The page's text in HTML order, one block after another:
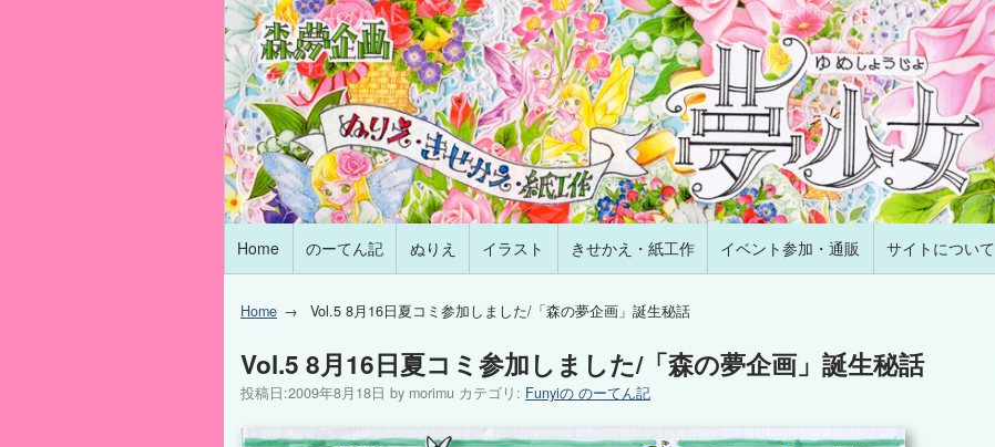
Home のーてん記 ぬりえ イラスト きせかえ・紙工作 イベント参加・通販 サイトについて
Home Vol.5 8月16日夏コミ参加しました/「森の夢企画」誕生秘話
Vol.5 8月16日夏コミ参加しました/「森の夢企画」誕生秘話
投稿日:2009年8月18日 by morimu カテゴリ: Funyiの のーてん記